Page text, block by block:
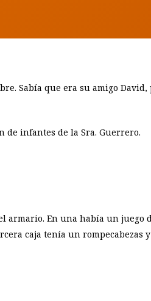
Sabía que era su amigo David,
de infantes de la Sra. Guerrero.
armario. En una había un juego
caja tenía un rompecabezas